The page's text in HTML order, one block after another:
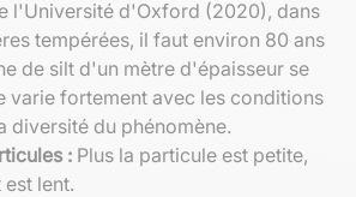
l'Université d'Oxford (2020), dans
tempérées, il faut environ 80 ans
de silt d'un mètre d'épaisseur se
varie fortement avec les conditions
diversité du phénomène.
: Plus la particule est petite,
lent.